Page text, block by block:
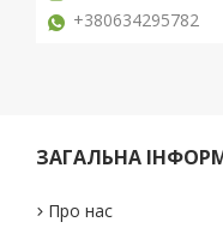
+380634295782
ЗАГАЛЬНА
Про нас